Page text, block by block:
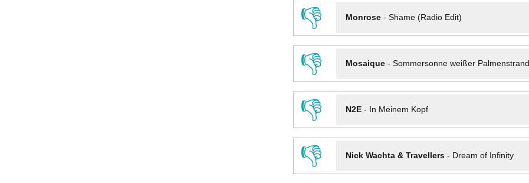
👎
Monrose- Shame (Radio Edit)
👎
Mosaique- Sommersonne weißer Palmenstrand
👎
N2E- In Meinem Kopf
👎
Nick Wachta & Travellers- Dream of Infinity